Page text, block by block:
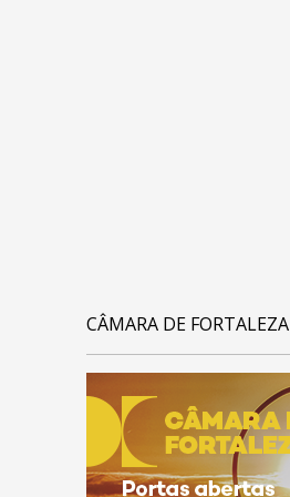
CÂMARA DE FORTALEZA